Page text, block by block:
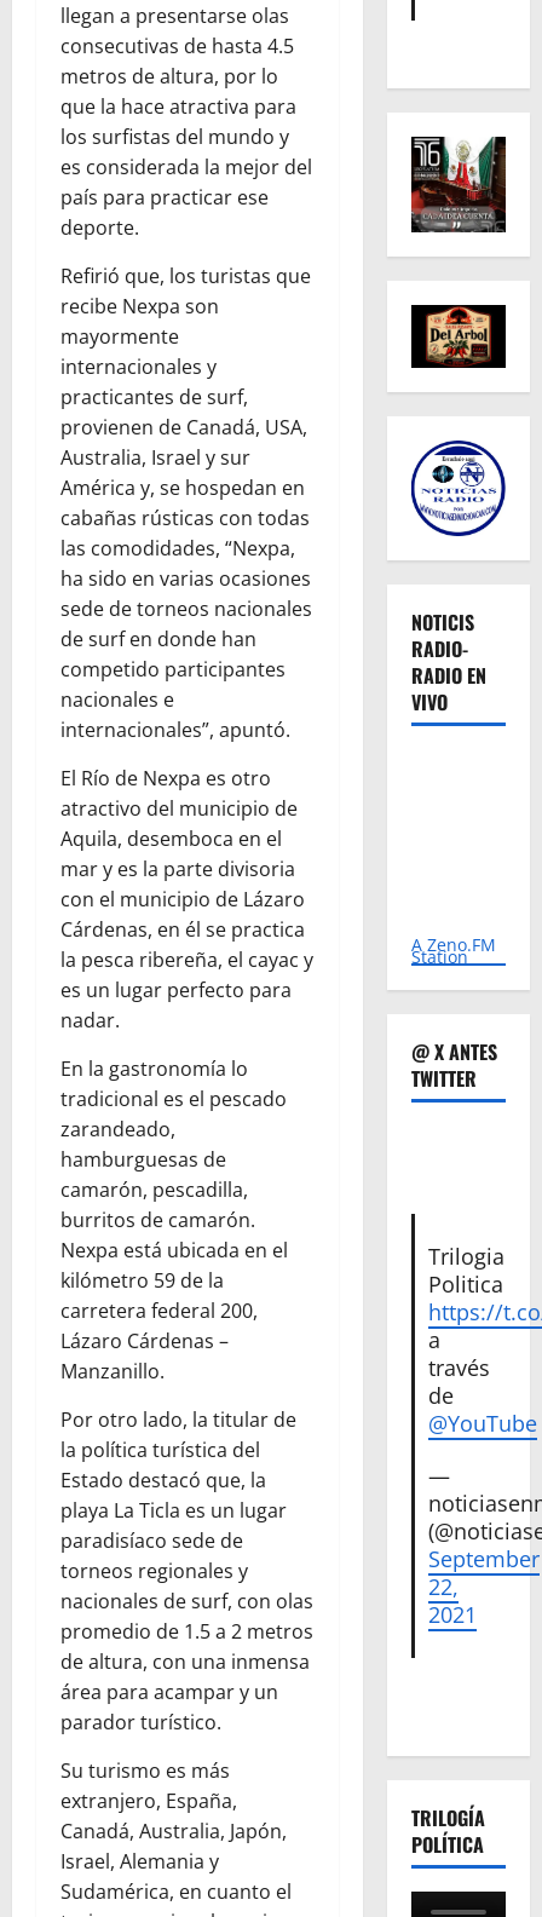
llegan a presentarse olas
consecutivas de hasta 4.5
metros de altura, por lo
que la hace atractiva para
los surfistas del mundo y
es considerada la mejor del
país para practicar ese
deporte.
Refirió que, los turistas que
recibe Nexpa son
mayormente
internacionales y
practicantes de surf,
provienen de Canadá, USA,
Australia, Israel y sur
América y, se hospedan en
cabañas rústicas con todas
las comodidades, “Nexpa,
ha sido en varias ocasiones
sede de torneos nacionales
de surf en donde han
competido participantes
nacionales e
internacionales”, apuntó.
El Río de Nexpa es otro
atractivo del municipio de
Aquila, desemboca en el
mar y es la parte divisoria
con el municipio de Lázaro
Cárdenas, en él se practica
la pesca ribereña, el cayac y
es un lugar perfecto para
nadar.
En la gastronomía lo
tradicional es el pescado
zarandeado,
hamburguesas de
camarón, pescadilla,
burritos de camarón.
Nexpa está ubicada en el
kilómetro 59 de la
carretera federal 200,
Lázaro Cárdenas –
Manzanillo.
Por otro lado, la titular de
la política turística del
Estado destacó que, la
playa La Ticla es un lugar
paradisíaco sede de
torneos regionales y
nacionales de surf, con olas
promedio de 1.5 a 2 metros
de altura, con una inmensa
área para acampar y un
parador turístico.
Su turismo es más
extranjero, España,
Canadá, Australia, Japón,
Israel, Alemania y
Sudamérica, en cuanto el
NOTICIS
RADIO-
RADIO EN
VIVO
A Zeno.FM
Station
@ X ANTES
TWITTER
Trilogia
Politica
https://
a
través
de
@YouTube
—
September
22,
2021
TRILOGÍA
POLÍTICA